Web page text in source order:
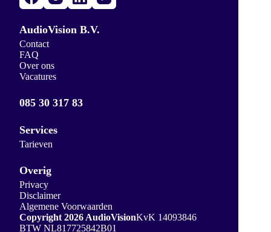
AudioVision B.V.
Contact
FAQ
Over ons
Vacatures
085 30 317 83
Services
Tarieven
Overig
Privacy
Disclaimer
Algemene Voorwaarden
Copyright 2026 AudioVisionKvK 14093846
BTW NL817725842B01